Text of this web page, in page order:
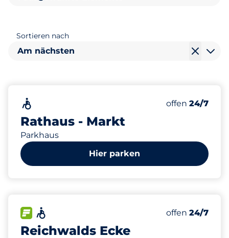
Sortieren nach
Am nächsten
Rathaus - Markt
Parkhaus
Anzahl der
Gesamtplätze
Samstag
offen 24/7
Hier parken
Reichwalds Ecke
FLOW verfügbar Anzahl der
Gesamtplätze
Samstag
offen 24/7